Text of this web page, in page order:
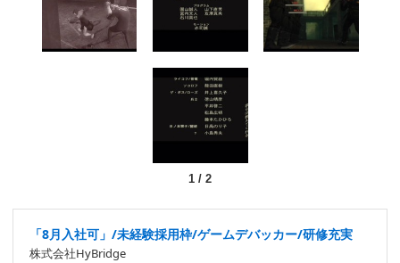
1/ 2
「8月入社可」/未経験採用枠/ゲームデバッカー/研修充実
株式会社HyBridge